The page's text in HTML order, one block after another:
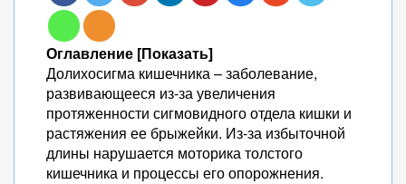
Оглавление [Показать]
Долихосигма кишечника – заболевание,
развивающееся из-за увеличения
протяженности сигмовидного отдела кишки и
растяжения ее брыжейки. Из-за избыточной
длины нарушается моторика толстого
кишечника и процессы его опорожнения.